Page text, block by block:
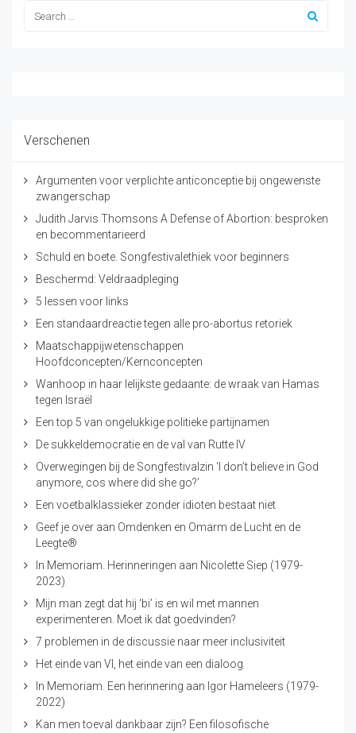
Verschenen
Argumenten voor verplichte anticonceptie bij ongewenste
zwangerschap
Judith Jarvis Thomsons A Defense of Abortion: besproken
en becommentarieerd
Schuld en boete. Songfestivalethiek voor beginners
Beschermd: Veldraadpleging
5 lessen voor links
Een standaardreactie tegen alle pro-abortus retoriek
Maatschappijwetenschappen
Hoofdconcepten/Kernconcepten
Wanhoop in haar lelijkste gedaante: de wraak van Hamas
tegen Israël
Een top 5 van ongelukkige politieke partijnamen
De sukkeldemocratie en de val van Rutte IV
Overwegingen bij de Songfestivalzin ‘I don’t believe in God
anymore, cos where did she go?’
Een voetbalklassieker zonder idioten bestaat niet
Geef je over aan Omdenken en Omarm de Lucht en de
Leegte®
In Memoriam. Herinneringen aan Nicolette Siep (1979-
2023)
Mijn man zegt dat hij ‘bi’ is en wil met mannen
experimenteren. Moet ik dat goedvinden?
7 problemen in de discussie naar meer inclusiviteit
Het einde van VI, het einde van een dialoog
In Memoriam. Een herinnering aan Igor Hameleers (1979-
2022)
Kan men toeval dankbaar zijn? Een filosofische